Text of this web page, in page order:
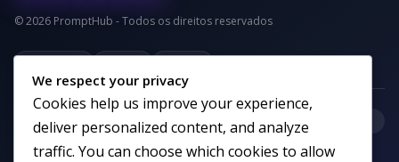
© 2026 PromptHub - Todos os direitos reservados
Categorias
We respect your privacy
Cookies help us improve your experience,
deliver personalized content, and analyze
traffic. You can choose which cookies to allow